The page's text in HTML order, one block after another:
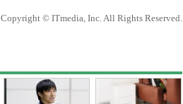
Copyright © ITmedia, Inc. All Rights Reserved.